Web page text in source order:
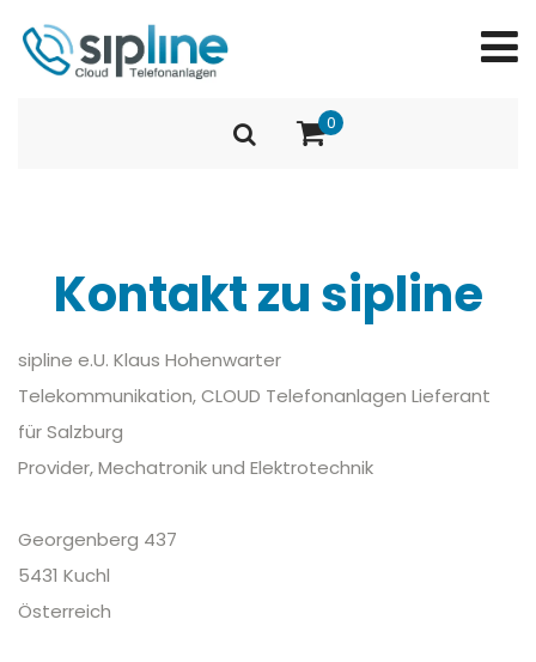
0
Kontakt zu sipline
sipline e.U. Klaus Hohenwarter
Telekommunikation, CLOUD Telefonanlagen Lieferant
für Salzburg
Provider, Mechatronik und Elektrotechnik
Georgenberg 437
5431 Kuchl
Österreich